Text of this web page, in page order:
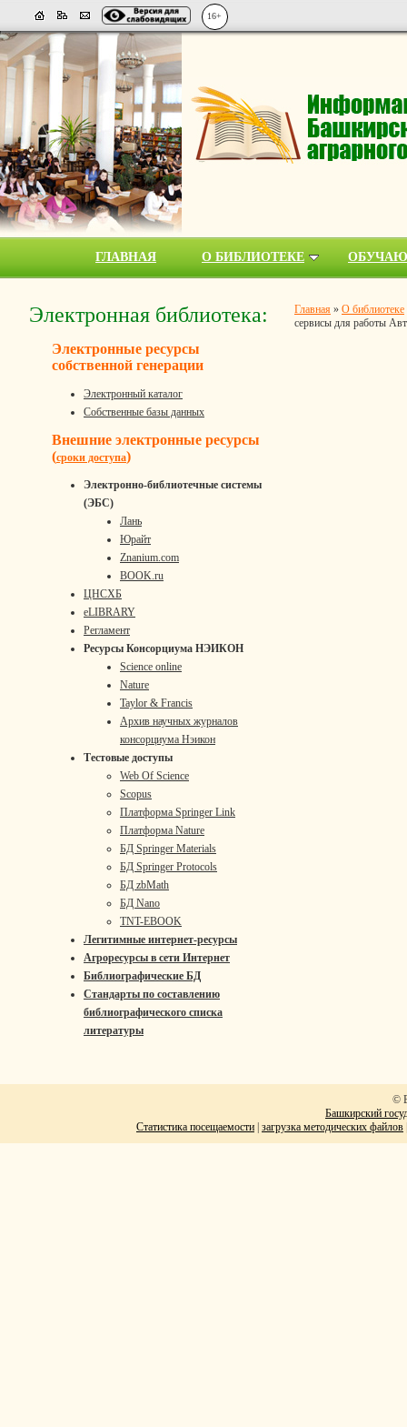
16+
ГЛАВНАЯ О БИБЛИОТЕКЕ
Электронная библиотека:
Электронные ресурсы
собственной генерации
Электронный каталог
Собственные базы данных
Внешние электронные ресурсы
(сроки доступа)
Электронно-библиотечные системы
(ЭБС)
Лань
Юрайт
Znanium.com
BOOK.ru
ЦНСХБ
eLIBRARY
Регламент
Ресурсы Консорциума НЭИКОН
Science online
Nature
Taylor & Francis
Архив научных журналов
консорциума Нэикон
Тестовые доступы
Web Of Science
Scopus
Платформа Springer Link
Платформа Nature
БД Springer Materials
БД Springer Protocols
БД zbMath
БД Nano
TNT-EBOOK
Легитимные интернет-ресурсы
Агроресурсы в сети Интернет
Библиографические БД
Стандарты по составлению
библиографического списка
литературы
Главная » О библиотеке
сервисы для работы
©
Башкирский
Статистика посещаемости загрузка методических файлов